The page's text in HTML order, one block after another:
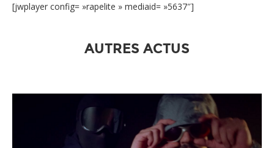
[jwplayer config= »rapelite » mediaid= »5637″]
AUTRES ACTUS